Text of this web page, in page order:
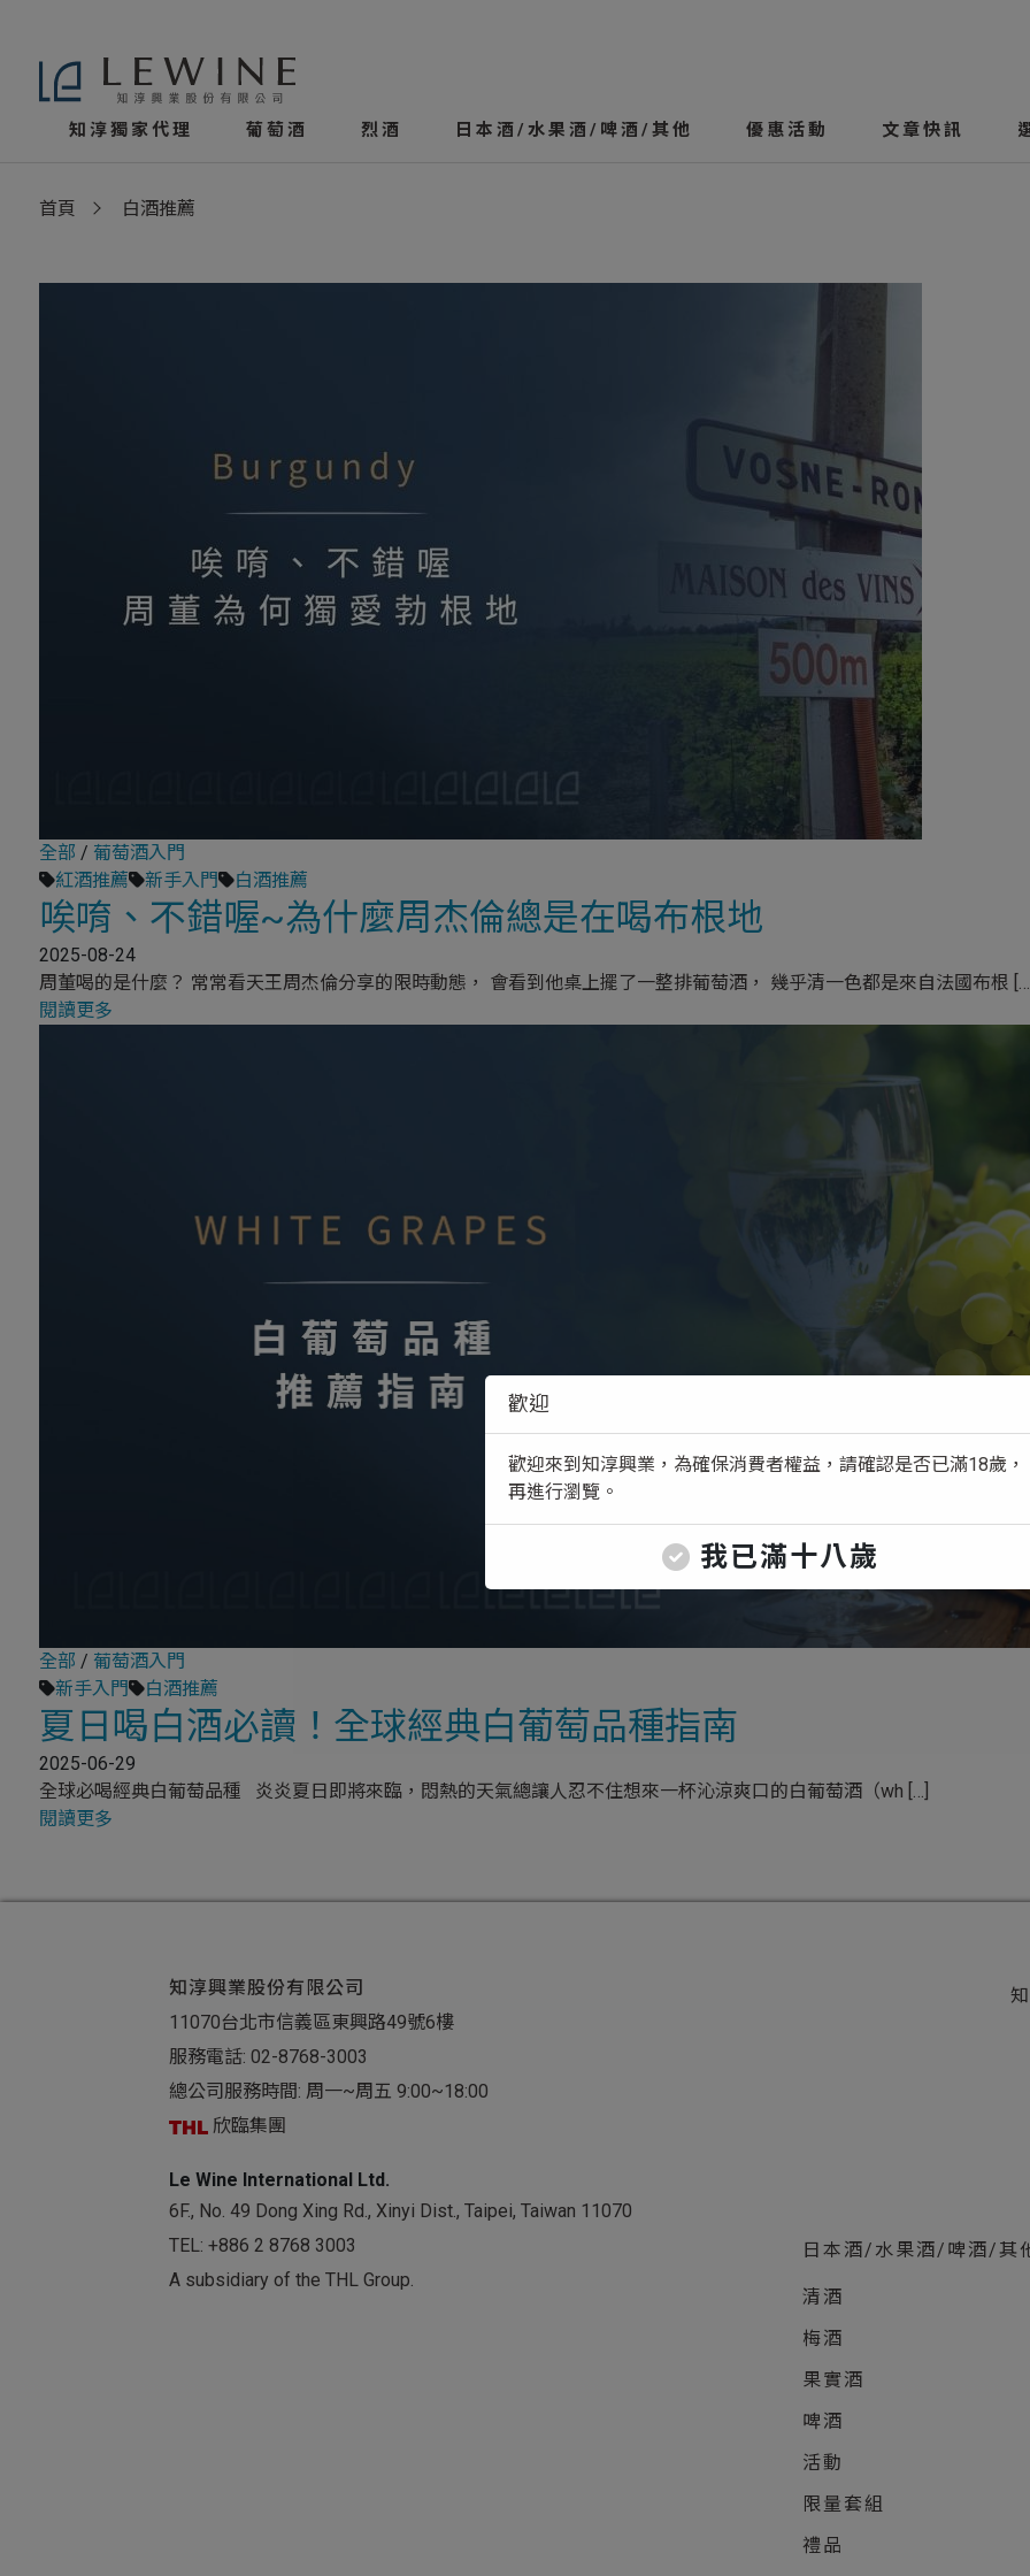
歡迎
歡迎來到知淳興業，為確保消費者權益，請確認是否已滿18歲，
再進行瀏覽。
我已滿十八歲
知淳獨家代理 葡萄酒 烈酒 日本酒/水果酒/啤酒/其他 優惠活動 文章快訊
首頁 白酒推薦
全部 / 葡萄酒入門
紅酒推薦
新手入門 白酒推薦
唉唷、不錯喔~為什麼周杰倫總是在喝布根地
2025-08-24
周董喝的是什麼？ 常常看天王周杰倫分享的限時動態， 會看到他桌上擺了一整排葡萄酒， 幾乎清一色都是來自法國布根
閱讀更多
全部 / 葡萄酒入門
新手入門
白酒推薦
夏日喝白酒必讀！全球經典白葡萄品種指南
2025-06-29
全球必喝經典白葡萄品種 炎炎夏日即將來臨，悶熱的天氣總讓人忍不住想來一杯沁涼爽口的白葡萄酒（wh […]
閱讀更多
知淳興業股份有限公司
11070台北市信義區東興路49號6樓
服務電話: 02-8768-3003
總公司服務時間: 周一~周五 9:00~18:00
欣臨集團
Le Wine International Ltd.
6F., No. 49 Dong Xing Rd., Xinyi Dist., Taipei, Taiwan 11070
TEL: +886 2 8768 3003
A subsidiary of the THL Group.
日本酒/水果酒/啤酒/其
清酒
梅酒
果實酒
啤酒
活動
限量套組
禮品